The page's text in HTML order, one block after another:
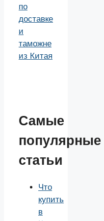
по
доставке
и
таможне
из Китая
Самые
популярные
статьи
Что
купить
в